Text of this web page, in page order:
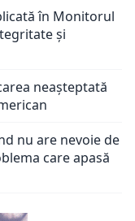
în Monitorul
și
neașteptată
nu are nevoie de
care apasă